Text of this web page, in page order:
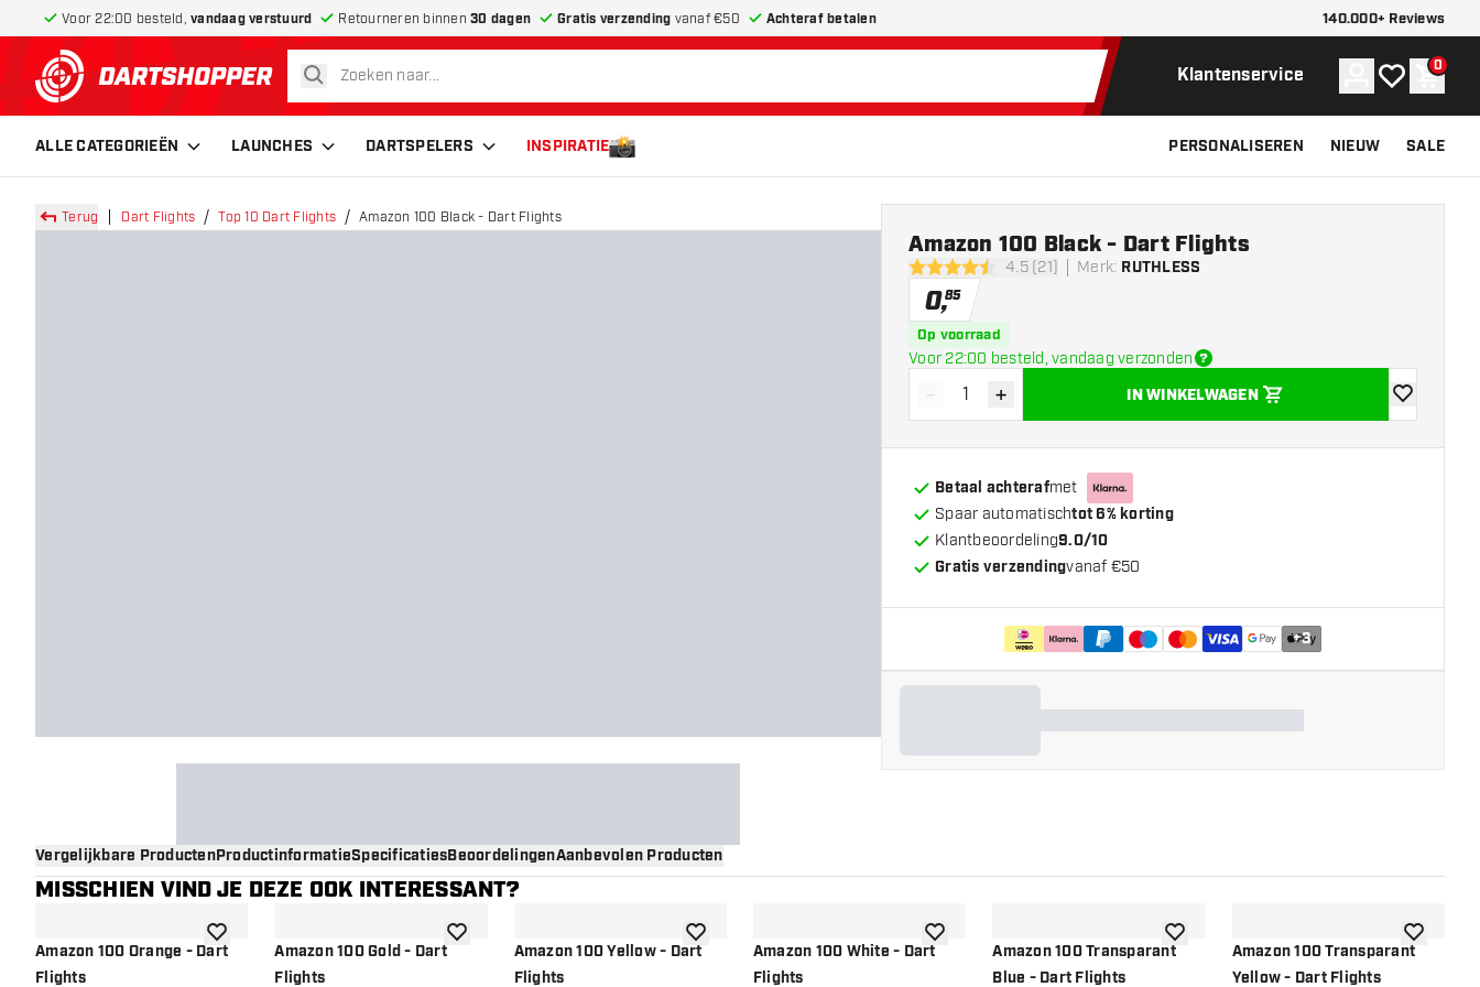
Voor 22:00 besteld, vandaag verstuurd Retourneren binnen 30 dagen Gratis verzending vanaf €50 Achteraf betalen 140.000+ Reviews
terug naar home pagina
zoeken Klantenservice Account
Mijn 0
ALLE CATEGORIEËN LAUNCHES DARTSPELERS INSPIRATIE PERSONALISEREN NIEUW SALE
Terug Dart Flights Top 10 Dart Flights Amazon 100 Black - Dart Flights
4.5 score sterren4.5 (21) Merk: RUTHLESS
Amazon 100 Black - Dart Flights
0,85
Op voorraad
Voor 22:00 besteld, vandaag verzonden
Verminder hoeveelheid
- Verhoog hoeveelheid
+ IN WINKELWAGEN
toevoegen
Betaal achterafmet
Spaar automatischtot 6% korting
Klantbeoordeling9.0/10
Gratis verzendingvanaf €50
+3
Vergelijkbare ProductenProductinformatieSpecificatiesBeoordelingenAanbevolen Producten
MISSCHIEN VIND JE DEZE OOK INTERESSANT?
Amazon 100 Orange - Dart
Flights
toevoegen aan verlanglijst
Amazon 100 Gold - Dart
Flights
toevoegen aan verlanglijst
Amazon 100 Yellow - Dart
Flights
toevoegen aan verlanglijst
Amazon 100 White - Dart
Flights
toevoegen aan verlanglijst
Amazon 100 Transparant
Blue - Dart Flights
toevoegen aan verlanglijst
Amazon 100 Transparant
Yellow - Dart Flights